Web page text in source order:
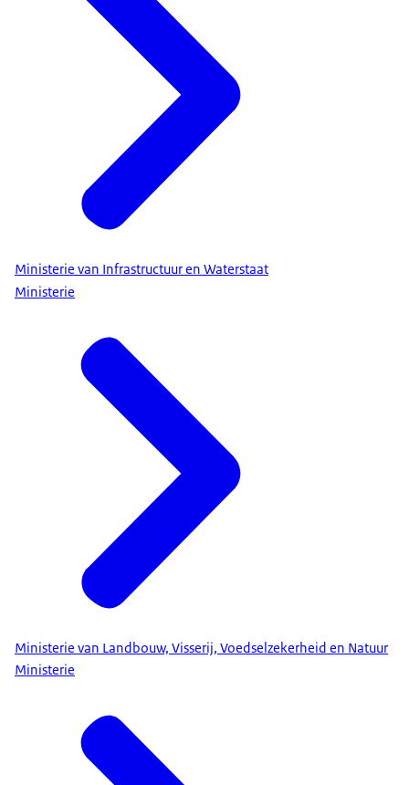
Ministerie van Infrastructuur en Waterstaat
Ministerie
Ministerie van Landbouw, Visserij, Voedselzekerheid en Natuur
Ministerie